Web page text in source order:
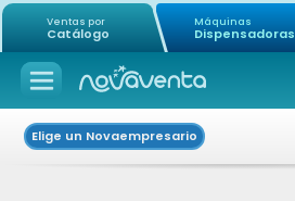
Ventas por
Catálogo
Máquinas
Dispensadoras
Elige un Novaempresario